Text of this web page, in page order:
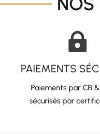

PAIEMENTS
Paiements par CB
sécurisés par